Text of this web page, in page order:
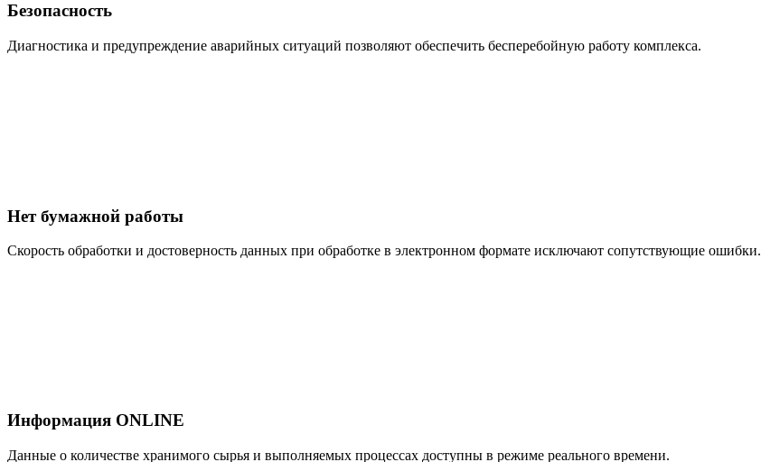
Безопасность
Диагностика и предупреждение аварийных ситуаций позволяют обеспечить бесперебойную работу комплекса.
Нет бумажной работы
Скорость обработки и достоверность данных при обработке в электронном формате исключают сопутствующие ошибки.
Информация ONLINE
Данные о количестве хранимого сырья и выполняемых процессах доступны в режиме реального времени.